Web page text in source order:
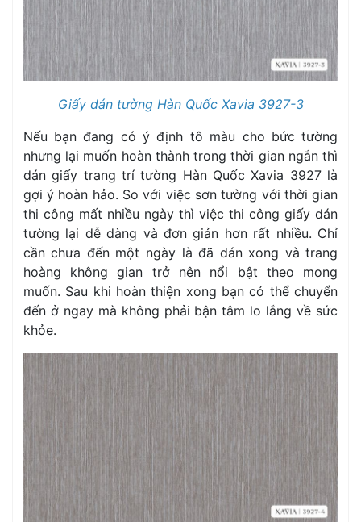
Giấy dán tường Hàn Quốc Xavia 3927-3
Nếu bạn đang có ý định tô màu cho bức tường
nhưng lại muốn hoàn thành trong thời gian ngắn thì
dán giấy trang trí tường Hàn Quốc Xavia 3927 là
gợi ý hoàn hảo. So với việc sơn tường với thời gian
thi công mất nhiều ngày thì việc thi công giấy dán
tường lại dễ dàng và đơn giản hơn rất nhiều. Chỉ
cần chưa đến một ngày là đã dán xong và trang
hoàng không gian trở nên nổi bật theo mong
muốn. Sau khi hoàn thiện xong bạn có thể chuyển
đến ở ngay mà không phải bận tâm lo lắng về sức
khỏe.